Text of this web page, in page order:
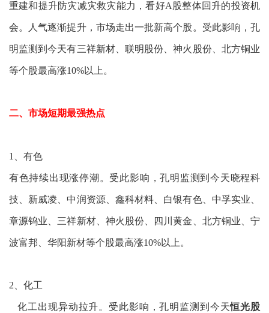
重建和提升防灾减灾救灾能力，看好A股整体回升的投资机
会。人气逐渐提升，市场走出一批新高个股。受此影响，孔
明监测到今天有三祥新材、联明股份、神火股份、北方铜业
等个股最高涨10%以上。
二、市场短期最强热点
1、有色
有色持续出现涨停潮。受此影响，孔明监测到今天晓程科
技、新威凌、中润资源、鑫科材料、白银有色、中孚实业、
章源钨业、三祥新材、神火股份、四川黄金、北方铜业、宁
波富邦、华阳新材等个股最高涨10%以上。
2、化工
化工出现异动拉升。受此影响，孔明监测到今天恒光股